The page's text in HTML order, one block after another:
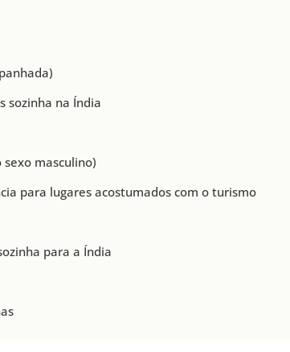
sozinha na Índia
masculino)
para lugares acostumados com o turismo
para a Índia